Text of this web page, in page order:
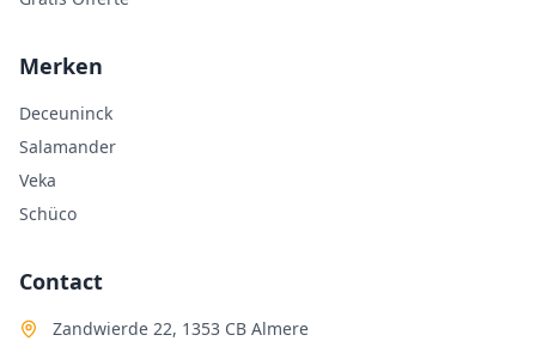
Merken
Deceuninck
Salamander
Veka
Schüco
Contact
Zandwierde 22, 1353 CB Almere